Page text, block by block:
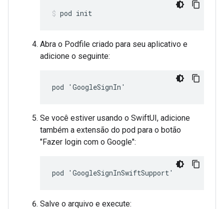
pod init
Abra o Podfile criado para seu aplicativo e
adicione o seguinte:
pod 'GoogleSignIn'
Se você estiver usando o SwiftUI, adicione
também a extensão do pod para o botão
"Fazer login com o Google":
pod 'GoogleSignInSwiftSupport'
Salve o arquivo e execute: